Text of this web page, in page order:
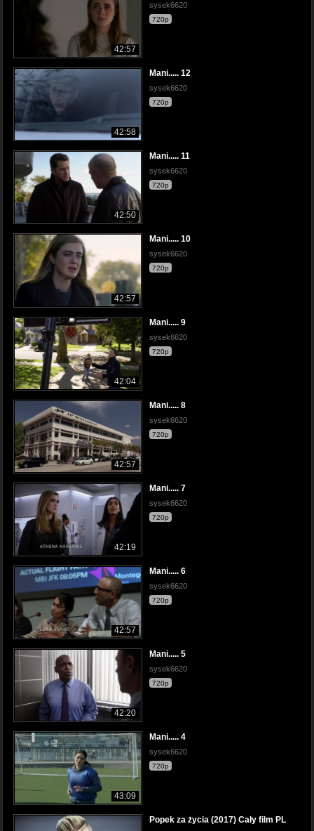
42:57
sysek6620
720p
42:58
Mani..... 12
sysek6620
720p
42:50
Mani..... 11
sysek6620
720p
42:57
Mani..... 10
sysek6620
720p
42:04
Mani..... 9
sysek6620
720p
42:57
Mani..... 8
sysek6620
720p
42:19
Mani..... 7
sysek6620
720p
42:57
Mani..... 6
sysek6620
720p
42:20
Mani..... 5
sysek6620
720p
43:09
Mani..... 4
sysek6620
720p
Popek za życia (2017) Cały film PL